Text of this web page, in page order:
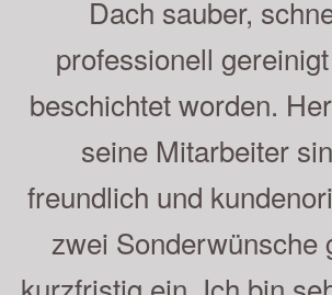
Dach sauber,
professionell
beschichtet worden.
seine Mitarbeiter
freundlich und
zwei Sonderwünsche